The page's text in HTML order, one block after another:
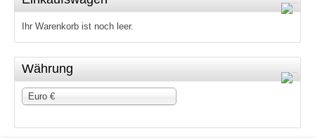
Ihr Warenkorb ist noch leer.
Währung
Euro €